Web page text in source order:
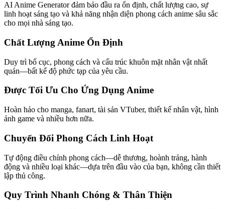
AI Anime Generator đảm bảo đầu ra ổn định, chất lượng cao, sự
linh hoạt sáng tạo và khả năng nhận diện phong cách anime sâu sắc
cho mọi nhà sáng tạo.
Chất Lượng Anime Ổn Định
Duy trì bố cục, phong cách và cấu trúc khuôn mặt nhân vật nhất
quán—bất kể độ phức tạp của yêu cầu.
Được Tối Ưu Cho Ứng Dụng Anime
Hoàn hảo cho manga, fanart, tài sản VTuber, thiết kế nhân vật, hình
ảnh game và nhiều hơn nữa.
Chuyển Đổi Phong Cách Linh Hoạt
Tự động điều chỉnh phong cách—dễ thương, hoành tráng, hành
động và nhiều loại khác—dựa trên đầu vào của bạn, không cần thiết
lập thủ công.
Quy Trình Nhanh Chóng & Thân Thiện